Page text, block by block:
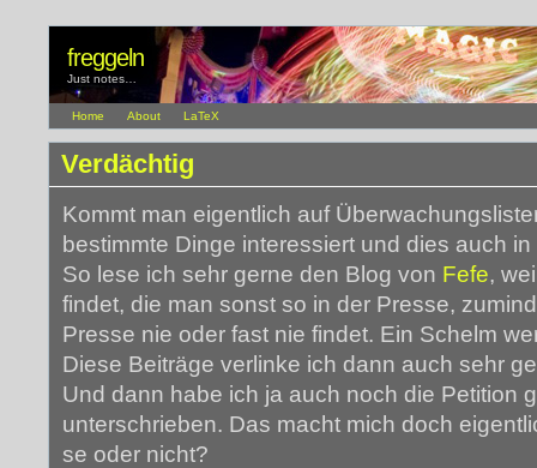
freggeln
Just notes…
Home About LaTeX
Verdächtig
Kommt man eigentlich auf
bestimmte Dinge interessiert und dies auch
So lese ich sehr gerne den Blog von Fefe,
findet, die man sonst so in der Presse,
Presse nie oder fast nie findet. Ein Schelm
Diese Beiträge verlinke ich dann auch sehr
Und dann habe ich ja auch noch die Petition
unterschrieben. Das macht mich doch
se oder nicht?